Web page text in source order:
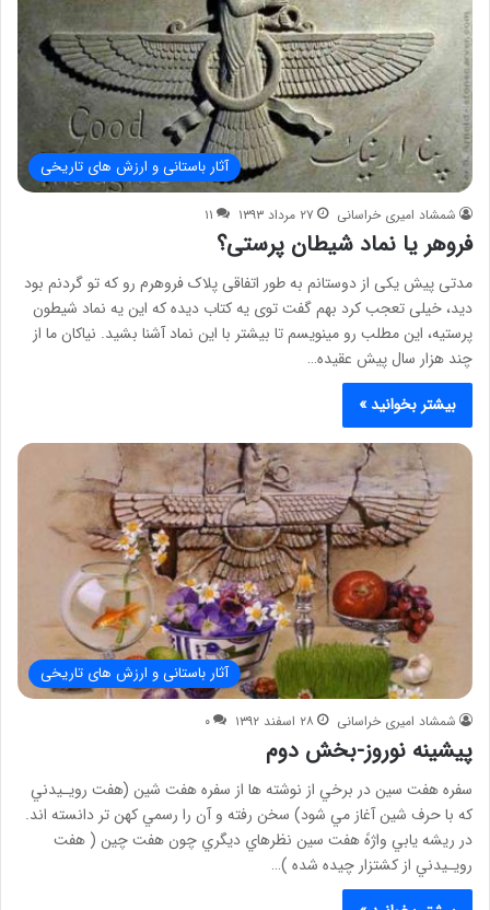
آثار باستانی و ارزش های تاریخی
شمشاد امیری خراسانی ۲۷ مرداد ۱۳۹۳ ۱۱
فروهر یا نماد شیطان پرستی؟
مدتی پیش یکی از دوستانم به طور اتفاقی پلاک فروهرم رو که تو گردنم بود
دید، خیلی تعجب کرد بهم گفت توی یه کتاب دیده که این یه نماد شیطون
پرستیه، این مطلب رو مینویسم تا بیشتر با این نماد آشنا بشید. نیاکان ما از
چند هزار سال پیش عقیده…
بیشتر بخوانید »
آثار باستانی و ارزش های تاریخی
شمشاد امیری خراسانی ۲۸ اسفند ۱۳۹۲ ۰
پیشینه نوروز-بخش دوم
سفره هفت سين در برخي از نوشته ها از سفره هفت شين (هفت رويـيدني
که با حرف شين آغاز مي شود) سخن رفته و آن را رسمي کهن تر دانسته اند.
در ريشه يابي واژهً هفت سين نظرهاي ديگري چون هفت چين ( هفت
رويـيدني از کشتزار چيده شده )…